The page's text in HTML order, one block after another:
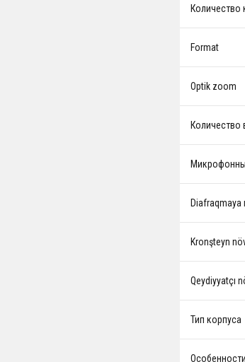
Количество
Format
Optik zoom
Количество
Diafraqmaya
Kronşteyn
Qeydiyyatçı
Тип корпуса